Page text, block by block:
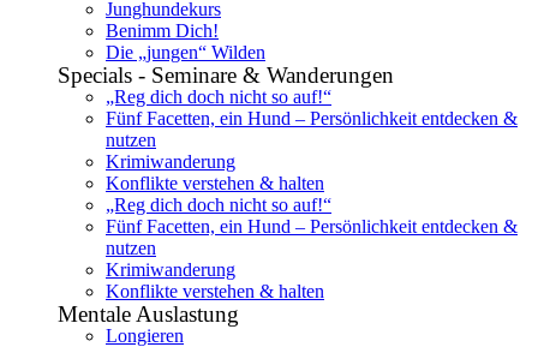
Junghundekurs
Benimm Dich!
Die „jungen“ Wilden
Specials - Seminare & Wanderungen
„Reg dich doch nicht so auf!“
Fünf Facetten, ein Hund – Persönlichkeit entdecken &
nutzen
Krimiwanderung
Konflikte verstehen & halten
„Reg dich doch nicht so auf!“
Fünf Facetten, ein Hund – Persönlichkeit entdecken &
nutzen
Krimiwanderung
Konflikte verstehen & halten
Mentale Auslastung
Longieren